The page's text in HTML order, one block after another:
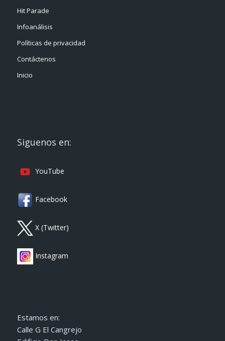
Hit Parade
Infoanálisis
Políticas de privacidad
Contáctenos
Inicio
Siguenos en:
YouTube
Facebook
X (Twitter)
Instagram
Estamos en:
Calle G El Cangrejo